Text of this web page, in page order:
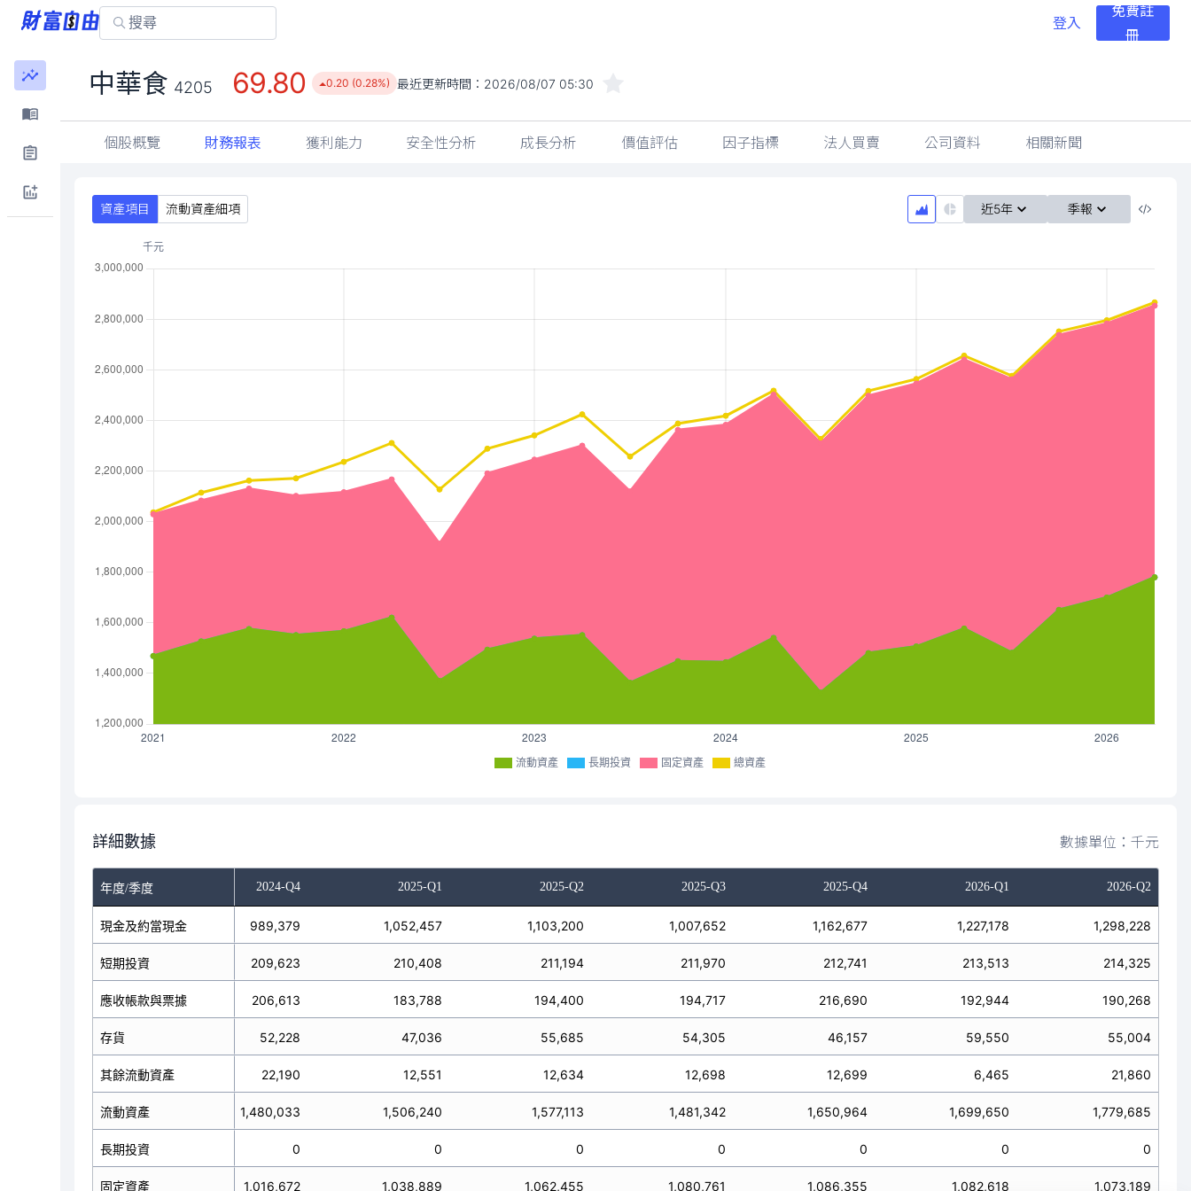
登入
免費註
冊
中華食 4205 69.80 0.20 (0.28%) 最近更新時間： 2026/08/07 05:30
個股概覽 財務報表 獲利能力 安全性分析 成長分析 價值評估 因子指標 法人買賣 公司資料 相關新聞
資產項目 流動資產細項 近5年 季報
流動資產 長期投資 固定資產 總資產
詳細數據 數據單位：千元
年度/季度
2024-Q3 2024-Q4 2025-Q1 2025-Q2 2025-Q3 2025-Q4 2026-Q1 2026-Q2
現金及約當現金
短期投資
應收帳款與票據
存貨
其餘流動資產
流動資產
長期投資
固定資產
862,166 989,379 1,052,457 1,103,200 1,007,652 1,162,677 1,227,178 1,298,228
208,847 209,623 210,408 211,194 211,970 212,741 213,513 214,325
183,855 206,613 183,788 194,400 194,717 216,690 192,944 190,268
48,538 52,228 47,036 55,685 54,305 46,157 59,550 55,004
20,225 22,190 12,551 12,634 12,698 12,699 6,465 21,860
1,323,631 1,480,033 1,506,240 1,577,113 1,481,342 1,650,964 1,699,650 1,779,685
0 0 0 0 0 0 0
985,226 1,016,672 1,038,889 1,062,455 1,080,761 1,086,355 1,082,618 1,073,189